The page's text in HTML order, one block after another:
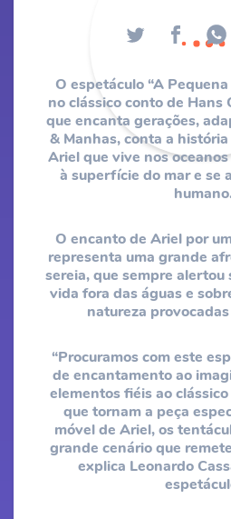
O espetáculo “A
no clássico conto de
que encanta gerações,
& Manhas, conta a
Ariel que vive nos
à superfície do mar e se
O encanto de Ariel por
representa uma grande
sereia, que sempre alertou
vida fora das águas e
natureza
“Procuramos com este
de encantamento ao
elementos fiéis ao
que tornam a peça
móvel de Ariel, os
grande cenário que
explica Leonardo